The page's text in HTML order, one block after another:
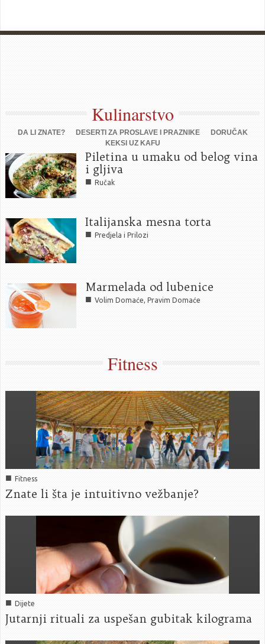
Kulinarstvo
DA LI ZNATE? DESERTI ZA PROSLAVE I PRAZNIKE
DORUČAK
KEKSI UZ KAFU
Piletina u umaku od belog vina
i gljiva
■ Ručak
Italijanska mesna torta
■ Predjela i Prilozi
Marmelada od lubenice
■ Volim Domaće, Pravim Domaće
Fitness
■ Fitness
Znate li šta je intuitivno vežbanje?
■ Dijete
Jutarnji rituali za uspešan gubitak kilograma